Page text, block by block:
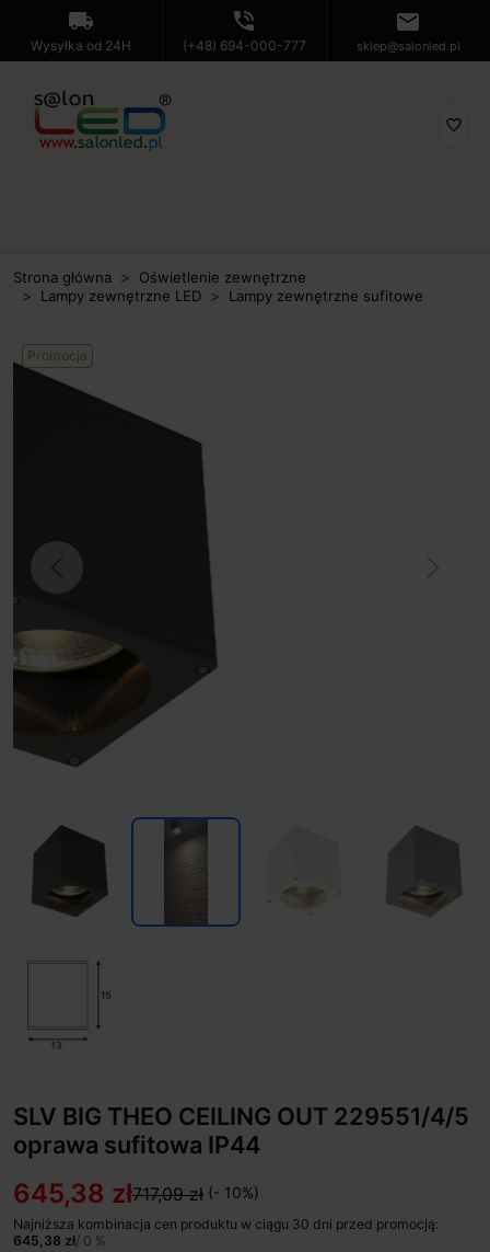
local_shipping
Wysyłka od 24H
phone_in_talk
(+48) 694-000-777
mail
sklep@salonled.pl
favorite_border
Strona główna
Oświetlenie zewnętrzne
Lampy zewnętrzne LED
Lampy zewnętrzne sufitowe
Promocja
Previous
SLV BIG THEO CEILING OUT 229551/4/5
oprawa sufitowa IP44
645,38 zł717,09 zł (- 10%)
Najniższa kombinacja cen produktu w ciągu 30 dni przed promocją:
645,38 zł/ 0 %